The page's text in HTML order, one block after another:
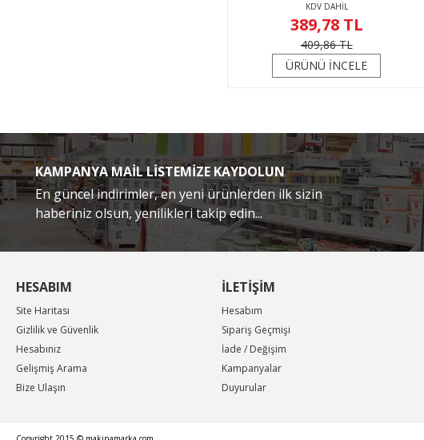
KDV DAHİL
389,78 TL
409,86 TL
ÜRÜNÜ İNCELE
KAMPANYA MAİL LİSTEMİZE KAYDOLUN
En güncel indirimler, en yeni ürünlerden ilk sizin
haberiniz olsun, yenilikleri takip edin...
HESABIM
Site Haritası
Gizlilik ve Güvenlik
Hesabınız
Gelişmiş Arama
Bize Ulaşın
İLETİŞİM
Hesabım
Sipariş Geçmişi
İade / Değişim
Kampanyalar
Duyurular